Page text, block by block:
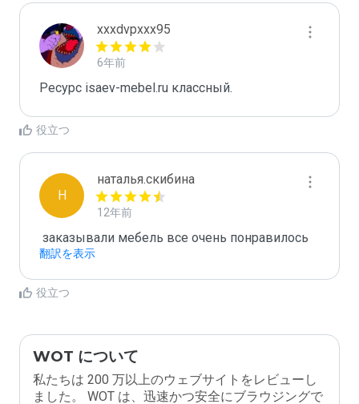
xxxdvpxxx95
6年前
Ресурс isaev-mebel.ru классный.
役立つ
Н
наталья.скибина
12年前
заказывали мебель все очень понравилось
翻訳を表示
役立つ
WOT について
私たちは 200 万以上のウェブサイトをレビューし
ました。 WOT は、迅速かつ安全にブラウジングで